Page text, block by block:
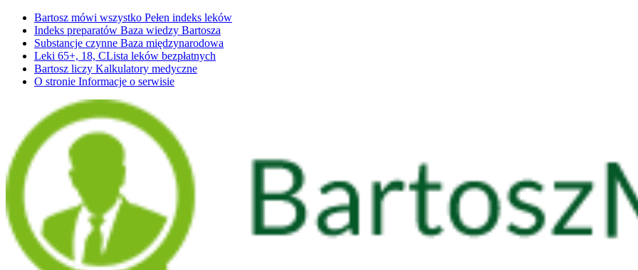
Bartosz mówi wszystko Pełen indeks leków
Indeks preparatów Baza wiedzy Bartosza
Substancje czynne Baza międzynarodowa
Leki 65+, 18, CLista leków bezpłatnych
Bartosz liczy Kalkulatory medyczne
O stronie Informacje o serwisie